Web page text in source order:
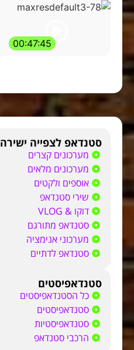
00:47:45
סטנדאפ לצפייה ישירה
מערכונים קצרים
מערכונים מלאים
אוספים ולקטים
שירי סטנדאפ
דוקו & VLOG
סטנדאפ מתורגם
מערכוני אנימציה
סטנדאפ לדתיים
סטנדאפיסטים
כל הסטנדאפיסטים
סטנדאפיסטים
סטנדאפיסטיות
הרכבי סטנדאפ